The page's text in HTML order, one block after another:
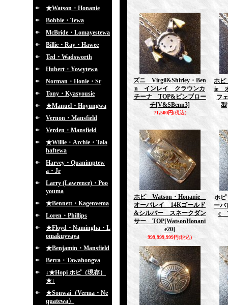
★Watson・Honanie
Bobbie・Tewa
McBride・Lomayestewa
Billie・Ray・Hawee
Ted・Wadsworth
Hubert・Yowytewa
Norman・Honie・Sr
Tony・Kyasyousie
★Manuel・Hoyungwa
Vernon・Mansfield
Verden・Mansfield
★Willie・Archie・Tala
haftewa
Harvey・Quanimptew
a・Jr
Larry (Lawrence)・Poo
youma
★Bennett・Kagenvema
Loren・Phillips
★Floyd・Namingha・L
omakuyvaya
★Benjamin・Mansfield
Berra・Tawahongva
↓★Hopi ホピ（現存）
★↓
★Sonwai（Verma・Ne
quatewa）
ズニ Virgil&Shirley・Ben
n インレイ クラウンカ
チーナ TOP&ピンブロー
チ[V&SBenn3]
71,500円(税込)
ホピ
ie
フ
型
ホピ Watson・Honanie
オーバレイ 14Kゴールド
&シルバー スネークダン
サー TOP[WatsonHonani
e20]
999,999,999円(税込)
ホ
ー
c